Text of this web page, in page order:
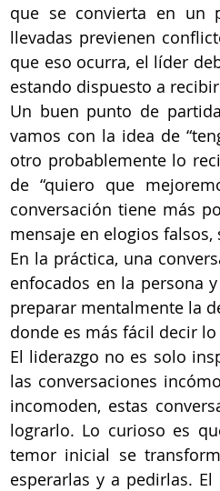
que se convierta en un
llevadas previenen
que eso ocurra, el líder
estando dispuesto a
Un buen punto de
vamos con la idea de
otro probablemente lo
de “quiero que
conversación tiene más
mensaje en elogios
En la práctica, una
enfocados en la persona
preparar mentalmente la
donde es más fácil decir
El liderazgo no es solo
las conversaciones
incomoden, estas
lograrlo. Lo curioso es
temor inicial se
esperarlas y a pedirlas.